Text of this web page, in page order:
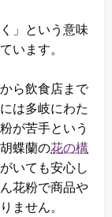
」という意味
います。
ら飲食店まで
は多岐にわた
が苦手という
蝶蘭の花の構
いても安心し
花粉で商品や
ません。